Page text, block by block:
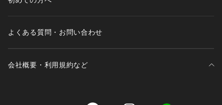
よくある質問・お問い合わせ
会社概要・利用規約など